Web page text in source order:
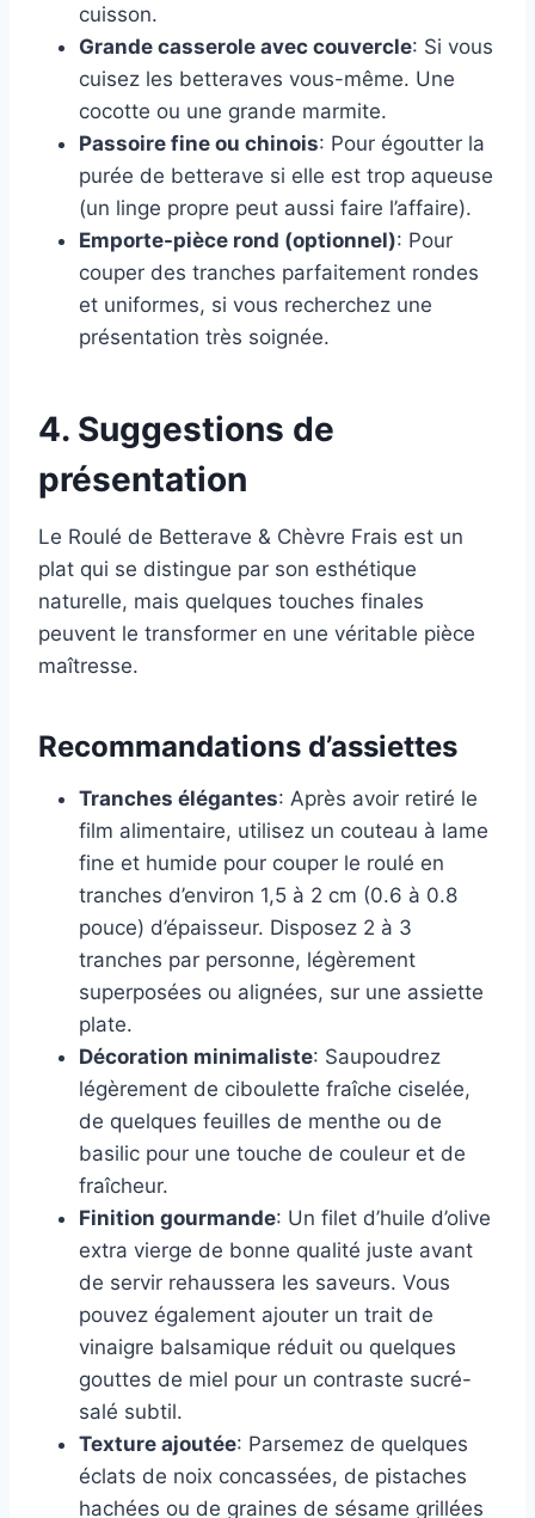
cuisson.
Grande casserole avec couvercle: Si vous
cuisez les betteraves vous-même. Une
cocotte ou une grande marmite.
Passoire fine ou chinois: Pour égoutter la
purée de betterave si elle est trop aqueuse
(un linge propre peut aussi faire l’affaire).
Emporte-pièce rond (optionnel): Pour
couper des tranches parfaitement rondes
et uniformes, si vous recherchez une
présentation très soignée.
4. Suggestions de
présentation
Le Roulé de Betterave & Chèvre Frais est un
plat qui se distingue par son esthétique
naturelle, mais quelques touches finales
peuvent le transformer en une véritable pièce
maîtresse.
Recommandations d’assiettes
Tranches élégantes: Après avoir retiré le
film alimentaire, utilisez un couteau à lame
fine et humide pour couper le roulé en
tranches d’environ 1,5 à 2 cm (0.6 à 0.8
pouce) d’épaisseur. Disposez 2 à 3
tranches par personne, légèrement
superposées ou alignées, sur une assiette
plate.
Décoration minimaliste: Saupoudrez
légèrement de ciboulette fraîche ciselée,
de quelques feuilles de menthe ou de
basilic pour une touche de couleur et de
fraîcheur.
Finition gourmande: Un filet d’huile d’olive
extra vierge de bonne qualité juste avant
de servir rehaussera les saveurs. Vous
pouvez également ajouter un trait de
vinaigre balsamique réduit ou quelques
gouttes de miel pour un contraste sucré-
salé subtil.
Texture ajoutée: Parsemez de quelques
éclats de noix concassées, de pistaches
hachées ou de graines de sésame grillées